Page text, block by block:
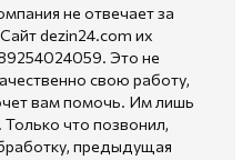
не отвечает за
dezin24.com их
Это не
свою работу,
вам помочь. Им лишь
что позвонил,
предыдущая